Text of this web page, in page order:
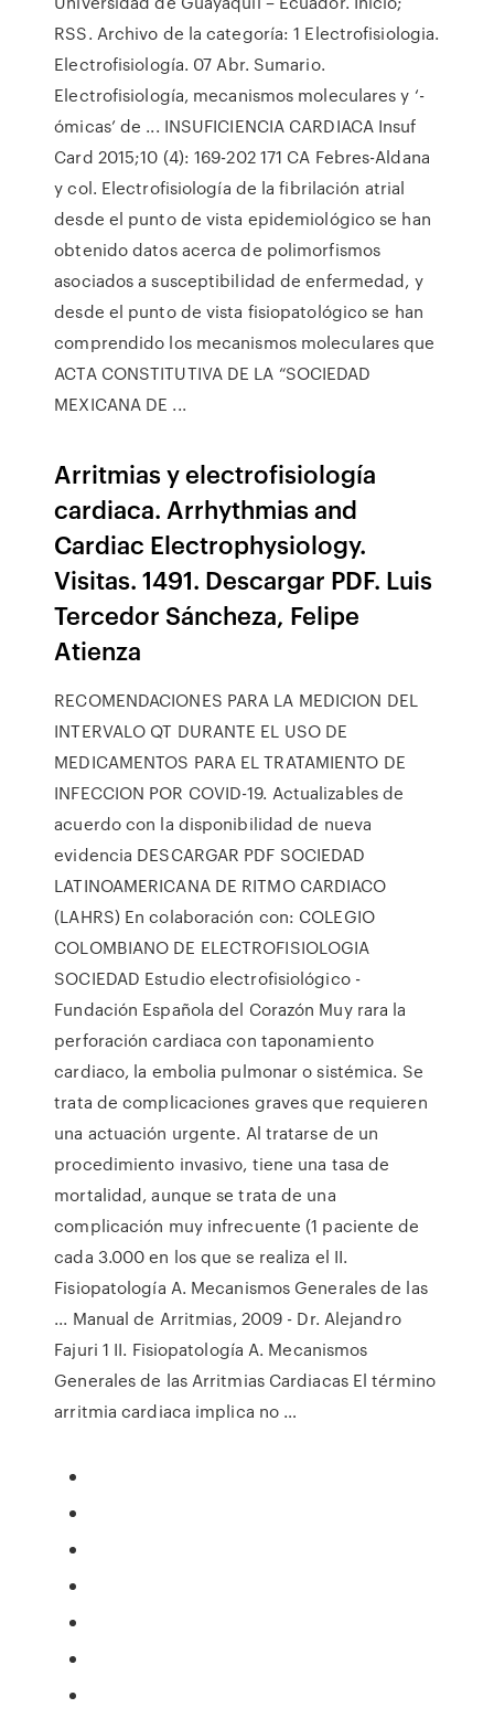
RSS. Archivo de la categoría: 1 Electrofisiologia.
Electrofisiología. 07 Abr. Sumario.
Electrofisiología, mecanismos moleculares y ‘-
ómicas’ de ... INSUFICIENCIA CARDIACA Insuf
Card 2015;10 (4): 169-202 171 CA Febres-Aldana
y col. Electrofisiología de la fibrilación atrial
desde el punto de vista epidemiológico se han
obtenido datos acerca de polimorfismos
asociados a susceptibilidad de enfermedad, y
desde el punto de vista fisiopatológico se han
comprendido los mecanismos moleculares que
ACTA CONSTITUTIVA DE LA “SOCIEDAD
MEXICANA DE ...
Arritmias y electrofisiología
cardiaca. Arrhythmias and
Cardiac Electrophysiology.
Visitas. 1491. Descargar PDF. Luis
Tercedor Sáncheza, Felipe
Atienza
RECOMENDACIONES PARA LA MEDICION DEL
INTERVALO QT DURANTE EL USO DE
MEDICAMENTOS PARA EL TRATAMIENTO DE
INFECCION POR COVID-19. Actualizables de
acuerdo con la disponibilidad de nueva
evidencia DESCARGAR PDF SOCIEDAD
LATINOAMERICANA DE RITMO CARDIACO
(LAHRS) En colaboración con: COLEGIO
COLOMBIANO DE ELECTROFISIOLOGIA
SOCIEDAD Estudio electrofisiológico -
Fundación Española del Corazón Muy rara la
perforación cardiaca con taponamiento
cardiaco, la embolia pulmonar o sistémica. Se
trata de complicaciones graves que requieren
una actuación urgente. Al tratarse de un
procedimiento invasivo, tiene una tasa de
mortalidad, aunque se trata de una
complicación muy infrecuente (1 paciente de
cada 3.000 en los que se realiza el II.
Fisiopatología A. Mecanismos Generales de las
... Manual de Arritmias, 2009 - Dr. Alejandro
Fajuri 1 II. Fisiopatología A. Mecanismos
Generales de las Arritmias Cardiacas El término
arritmia cardiaca implica no …